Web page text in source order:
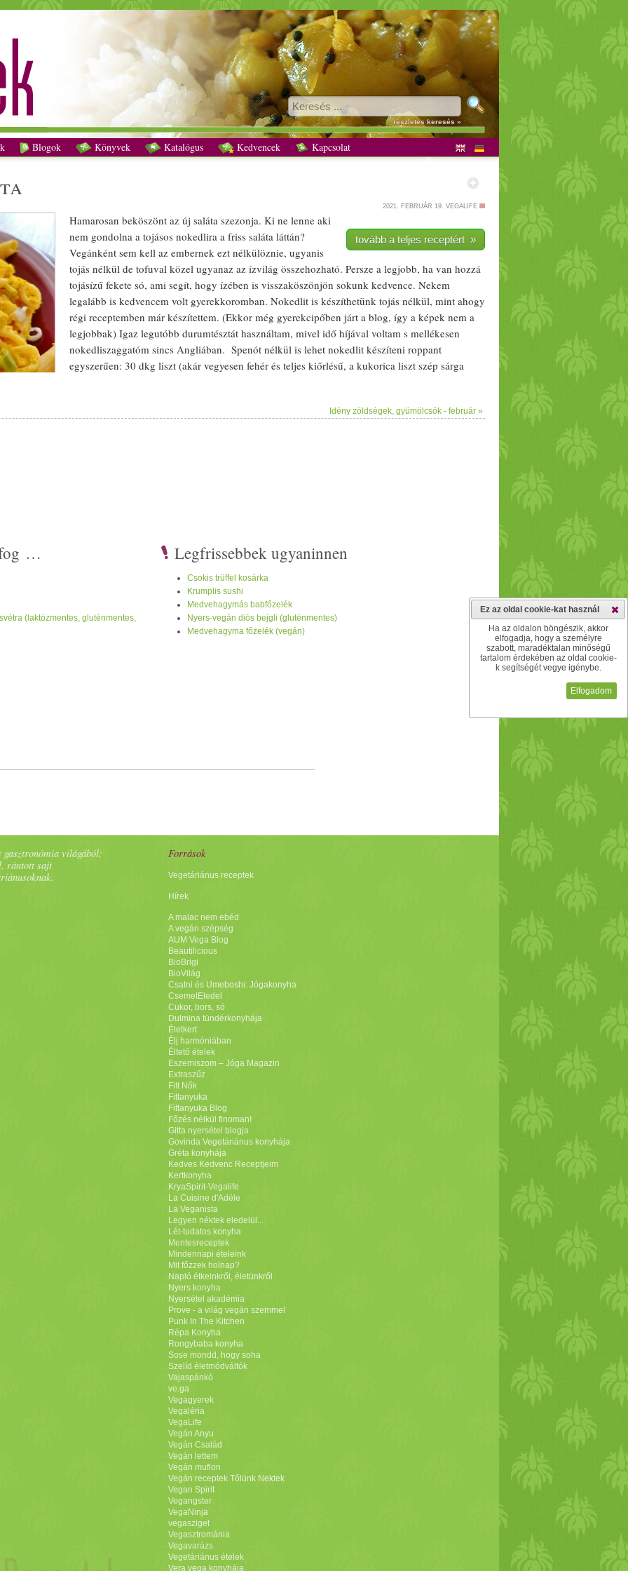
Nem-tojásos tészta recept vegetáriánus
részletes keresés »
Blogok Könyvek Katalógus Kedvencek Kapcsolat
2021. FEBRUÁR 19. VEGALIFE
tovább a teljes receptért »
Hamarosan beköszönt az új saláta szezonja. Ki ne lenne aki
nem gondolna a tojásos nokedlira a friss salátaláttán?
Vegánként sem kell az embernek ezt nélkülöznie, ugyanis
tojásnélkül de tofuval közel ugyanaz az ízvilág összehozható. Persze a legjobb, ha van hozzá
tojásízű fekete só, ami segít, hogy ízében is visszaköszönjön sokunk kedvence. Nekem
legalább is kedvencem volt gyerekkoromban. Nokedlit is készíthetünk tojásnélkül, mint ahogy
régi receptemben már készítettem. (Ekkor még gyerekcipőben járt a blog, így a képek nem a
legjobbak) Igaz legutóbb durumtésztát használtam, mivel idő híjával voltam s mellékesen
nokedliszaggatóm sincs Angliában. Spenótnélkül is lehet nokedlit készíteni roppant
egyszerűen: 30 dkg liszt(akár vegyesen fehér és teljes kiőrlésű, a kukorica lisztszép sárga
kép. A recept Hozzávalók: - 1 csomag tofu
Idény zöldségek, gyümölcsök - február »
fog …
(laktózmentes, gluténmentes,
Legfrissebbek ugyaninnen
Csokis trüffel kosárka
Krumplis sushi
Medvehagymás babfőzelék
Nyers-vegán diós bejgli (gluténmentes)
Medvehagyma főzelék (vegán)
világából;
rántott sajt
Források
Vegetáriánus receptek
Hírek
A malac nem ebéd
A vegán szépség
AUM Vega Blog
Beautilicious
BioBrigi
BioVilág
Csatni és Umeboshi: Jógakonyha
CsemetEledel
Cukor, bors, só
Dulmina tündérkonyhája
Életkert
Élj harmóniában
Éltető ételek
Eszemiszom – Jóga Magazin
Extraszűz
Fitt Nők
Fittanyuka
Fittanyuka Blog
Főzés nélkül finoman!
Gitta nyersétel blogja
Govinda Vegetáriánus konyhája
Gréta konyhája
Kedves Kedvenc Receptjeim
Kertkonyha
KryaSpirit-Vegalife
La Cuisine d'Adéle
La Veganista
Legyen néktek eledelül...
Lét-tudatos konyha
Mentesreceptek
Mindennapi ételeink
Mit főzzek holnap?
Napló étkeinkről, életünkről
Nyers konyha
Nyersétel akadémia
Prove - a világ vegán szemmel
Punk In The Kitchen
Répa Konyha
Rongybaba konyha
Sose mondd, hogy soha
Szelíd életmódváltók
Vajaspánkó
ve.ga
Vegagyerek
Vegaléria
VegaLife
Vegán Anyu
Vegán Család
Vegán lettem
Vegán muflon
Vegán receptek Tőlünk Nektek
Vegan Spirit
Vegangster
VegaNinja
vegasziget
Vegasztrománia
Vegavarázs
Vegetáriánus ételek
Vera vega konyhája
Ez az oldal cookie-kat használ
Ha az oldalon böngészik, akkor
elfogadja, hogy a személyre
szabott, maradéktalan minőségű
tartalom érdekében az oldal cookie-
k segítségét vegye igénybe.
Elfogadom